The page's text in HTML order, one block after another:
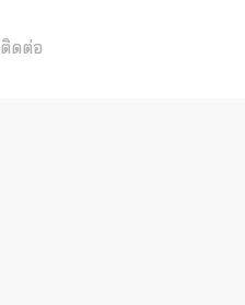
ติดต่อ